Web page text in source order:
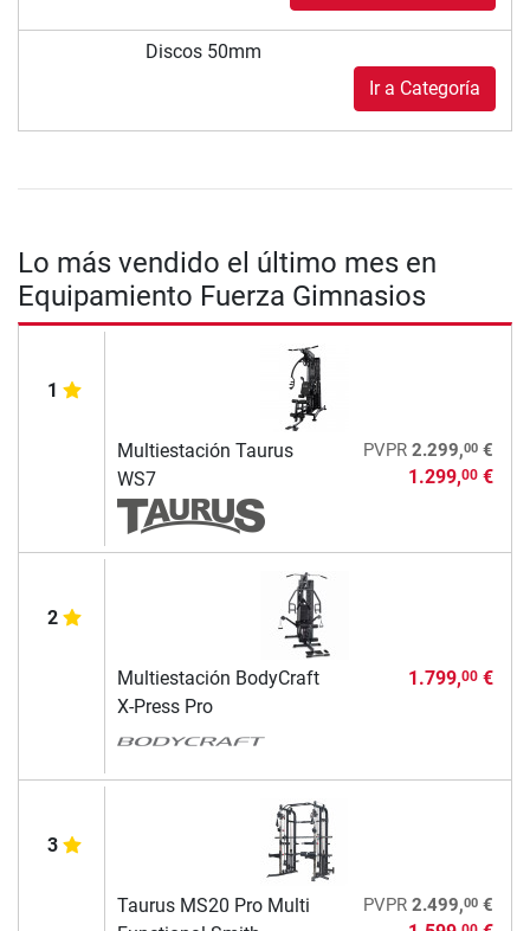
Discos 50mm
Ir a Categoría
Lo más vendido el último mes en
Equipamiento Fuerza Gimnasios
1
Multiestación Taurus
WS7
PVPR 2.299,00€
1.299,00€
2
Multiestación BodyCraft
X-Press Pro
1.799,00€
3
Taurus MS20 Pro Multi
PVPR 2.499,00€